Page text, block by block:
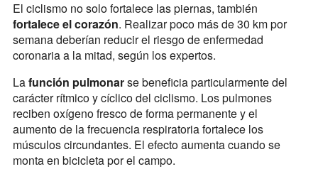
El ciclismo no solo fortalece las piernas, también
fortalece el corazón. Realizar poco más de 30 km por
semana deberían reducir el riesgo de enfermedad
coronaria a la mitad, según los expertos.
Lafunción pulmonarse beneficia particularmente del
carácter rítmico y cíclico del ciclismo. Los pulmones
reciben oxígeno fresco de forma permanente y el
aumento de la frecuencia respiratoria fortalece los
músculos circundantes. El efecto aumenta cuando se
monta en bicicleta por el campo.